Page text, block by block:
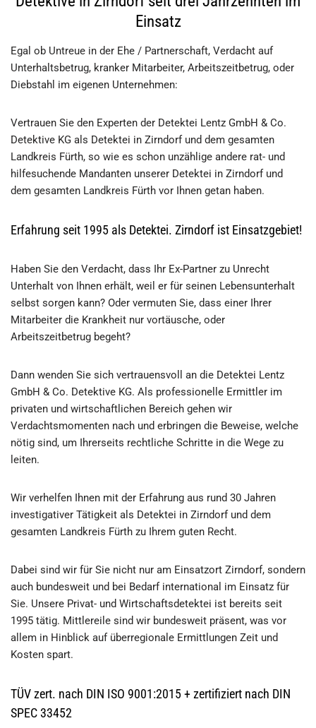
Einsatz
Egal ob Untreue in der Ehe / Partnerschaft, Verdacht auf
Unterhaltsbetrug, kranker Mitarbeiter, Arbeitszeitbetrug, oder
Diebstahl im eigenen Unternehmen:
Vertrauen Sie den Experten der Detektei Lentz GmbH & Co.
Detektive KG als Detektei in Zirndorf und dem gesamten
Landkreis Fürth, so wie es schon unzählige andere rat- und
hilfesuchende Mandanten unserer Detektei in Zirndorf und
dem gesamten Landkreis Fürth vor Ihnen getan haben.
Erfahrung seit 1995 als Detektei. Zirndorf ist Einsatzgebiet!
Haben Sie den Verdacht, dass Ihr Ex-Partner zu Unrecht
Unterhalt von Ihnen erhält, weil er für seinen Lebensunterhalt
selbst sorgen kann? Oder vermuten Sie, dass einer Ihrer
Mitarbeiter die Krankheit nur vortäusche, oder
Arbeitszeitbetrug begeht?
Dann wenden Sie sich vertrauensvoll an die Detektei Lentz
GmbH & Co. Detektive KG. Als professionelle Ermittler im
privaten und wirtschaftlichen Bereich gehen wir
Verdachtsmomenten nach und erbringen die Beweise, welche
nötig sind, um Ihrerseits rechtliche Schritte in die Wege zu
leiten.
Wir verhelfen Ihnen mit der Erfahrung aus rund 30 Jahren
investigativer Tätigkeit als Detektei in Zirndorf und dem
gesamten Landkreis Fürth zu Ihrem guten Recht.
Dabei sind wir für Sie nicht nur am Einsatzort Zirndorf, sondern
auch bundesweit und bei Bedarf international im Einsatz für
Sie. Unsere Privat- und Wirtschaftsdetektei ist bereits seit
1995 tätig. Mittlereile sind wir bundesweit präsent, was vor
allem in Hinblick auf überregionale Ermittlungen Zeit und
Kosten spart.
TÜV zert. nach DIN ISO 9001:2015 + zertifiziert nach DIN
SPEC 33452